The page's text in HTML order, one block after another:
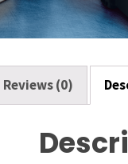
Reviews (0)